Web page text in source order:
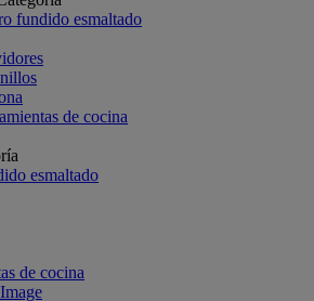
fundido esmaltado
de cocina
esmaltado
de cocina